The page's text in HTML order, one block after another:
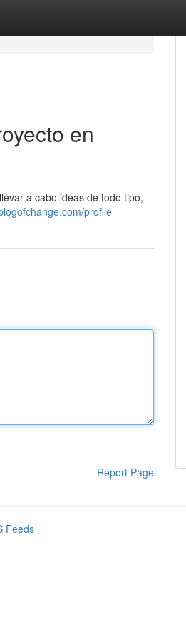
en
a cabo ideas de todo tipo,
profile
Report Page
Feeds